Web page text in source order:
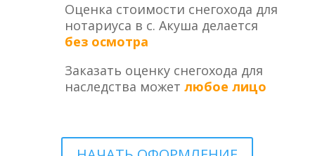
Оценка стоимости снегохода для
нотариуса в с. Акуша делается
без осмотра
Заказать оценку снегохода для
наследства может любое лицо